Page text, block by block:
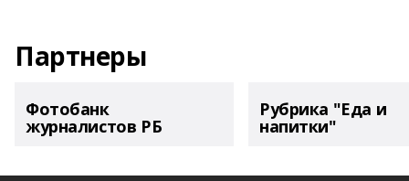
Партнеры
Фотобанк
журналистов РБ
Рубрика "Еда и
напитки"